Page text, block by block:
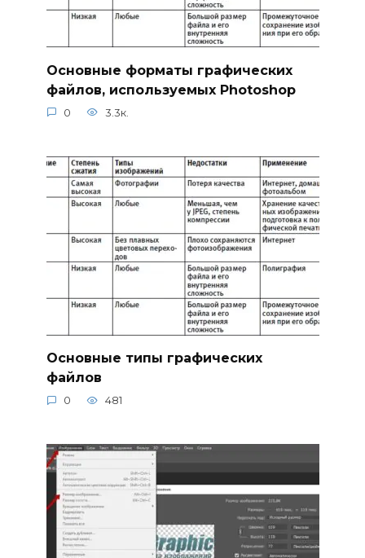
Основные форматы графических
файлов, используемых Photoshop
0 3.3к.
Основные типы графических
файлов
0 481